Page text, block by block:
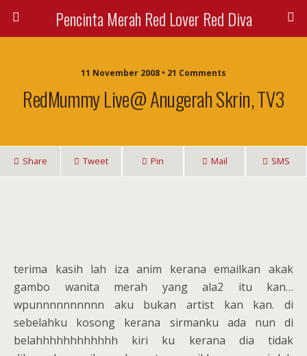
Pencinta Merah Red Lover Red Diva
11 November 2008 • 21 Comments
RedMummy Live@ Anugerah Skrin, TV3
Share Tweet Pin Mail SMS
terima kasih lah iza anim kerana emailkan akak
gambo wanita merah yang ala2 itu kan…
wpunnnnnnnnnn aku bukan artist kan kan. di
sebelahku kosong kerana sirmanku ada nun di
belahhhhhhhhhhhh kiri ku kerana dia tidak